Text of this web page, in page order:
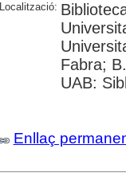
Localització:
Fabra;
UAB:
Enllaç